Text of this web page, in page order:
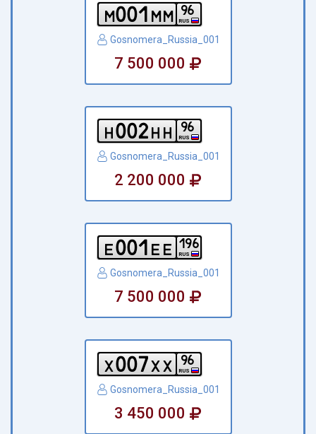
m001mm RUS
96
Gosnomera_Russia_001
7 500 000
h002h h RUS
96
Gosnomera_Russia_001
2 200 000
e001e e RUS
196
Gosnomera_Russia_001
7 500 000
x007xx RUS
96
Gosnomera_Russia_001
3 450 000